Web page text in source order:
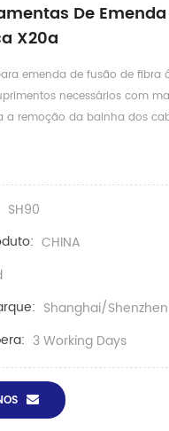
De
X20a
emenda de fusão de fibra
necessários com
a remoção da bainha dos
SH90
CHINA
Shanghai/Shenzhen
3 Working Days